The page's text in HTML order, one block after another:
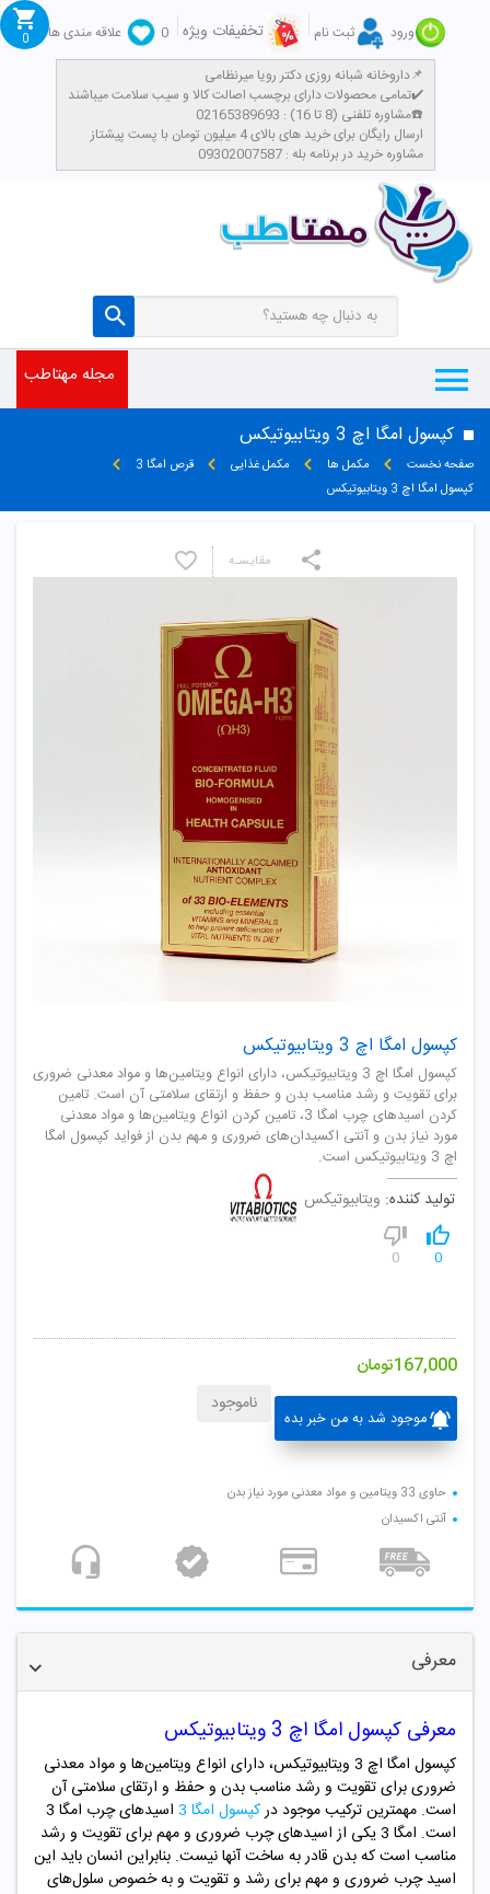
ورود ثبت نام تخفیفات ویژه 0
علاقه مندی ها
داروخانه شبانه روزی دکتر رویا میرنظامی📌
تمامی محصولات دارای برچسب اصالت کالا و سیب سلامت میباشند✔️
مشاوره تلفنی (8 تا 16) : 02165389693☎️
​ارسال رایگان برای خرید های بالای 4 میلیون تومان با پست پیشتاز
مشاوره خرید در برنامه بله : 09302007587
0
مجله مهتاطب
کپسول امگا اچ 3 ویتابیوتیکس
صفحه نخست مکمل ها مکمل غذایی
قرص امگا 3
کپسول امگا اچ 3 ویتابیوتیکس
کپسول امگا اچ 3 ویتابیوتیکس
کپسول امگا اچ 3 ویتابیوتیکس، دارای انواع ویتامین‌ها و مواد معدنی ضروری
برای تقویت و رشد مناسب بدن و حفظ و ارتقای سلامتی آن است. تامین
کردن اسیدهای چرب امگا 3، تامین کردن انواع ویتامین‌ها و مواد معدنی
مورد نیاز بدن و آنتی اکسیدان‌های ضروری و مهم بدن از فواید کپسول امگا
اچ 3 ویتابیوتیکس است.
تولید کننده: ویتابیوتیکس
0
0
167,000تومان
موجود شد به من خبر بده
ناموجود
مقایسـه
حاوی 33 ویتامین و مواد معدنی مورد نیاز بدن
آنتی اکسیدان
معرفی
معرفی کپسول امگا اچ 3 ویتابیوتیکس
کپسول امگا اچ 3 ویتابیوتیکس، دارای انواع ویتامین‌ها و مواد معدنی
ضروری برای تقویت و رشد مناسب بدن و حفظ و ارتقای سلامتی آن
است. مهمترین ترکیب موجود درکپسول امگا 3
اسیدهای چرب امگا 3
است. امگا 3 یکی از اسیدهای چرب ضروری و مهم برای تقویت و رشد
مناسب است که بدن قادر به ساخت آنها نیست. بنابراین انسان باید این
اسید چرب ضروری و مهم برای رشد و تقویت و به خصوص سلول‌های